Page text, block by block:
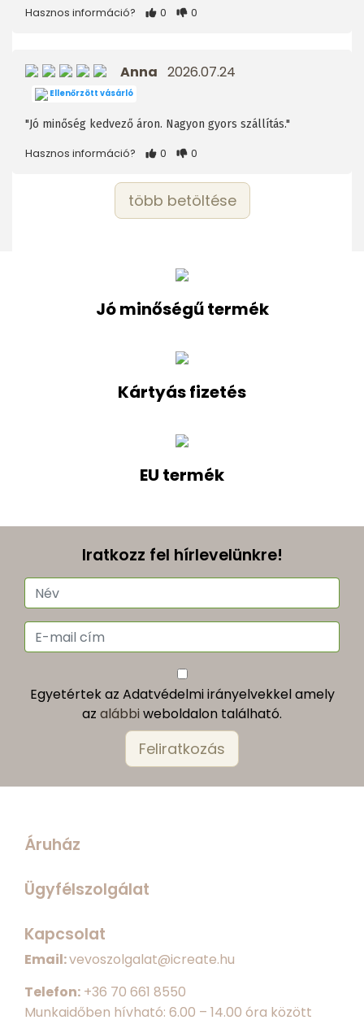
Hasznos információ? 0 0
Anna 2026.07.24
Ellenőrzött vásárló
"Jó minőség kedvező áron. Nagyon gyors szállítás."
Hasznos információ? 0 0
több betöltése
Jó minőségű termék
Kártyás fizetés
EU termék
Iratkozz fel hírlevelünkre!
Egyetértek az Adatvédelmi irányelvekkel amely
az alábbi weboldalon található.
Áruház
Ügyfélszolgálat
Kapcsolat
Email:vevoszolgalat@icreate.hu
Telefon: +36 70 661 8550
Munkaidőben hívható: 6.00 – 14.00 óra között